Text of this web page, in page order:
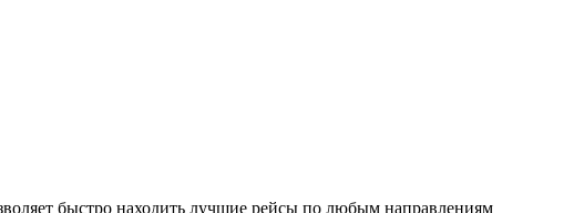
быстро находить лучшие рейсы по любым направлениям